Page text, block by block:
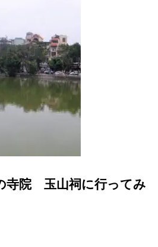
寺院 玉山祠に行ってみ